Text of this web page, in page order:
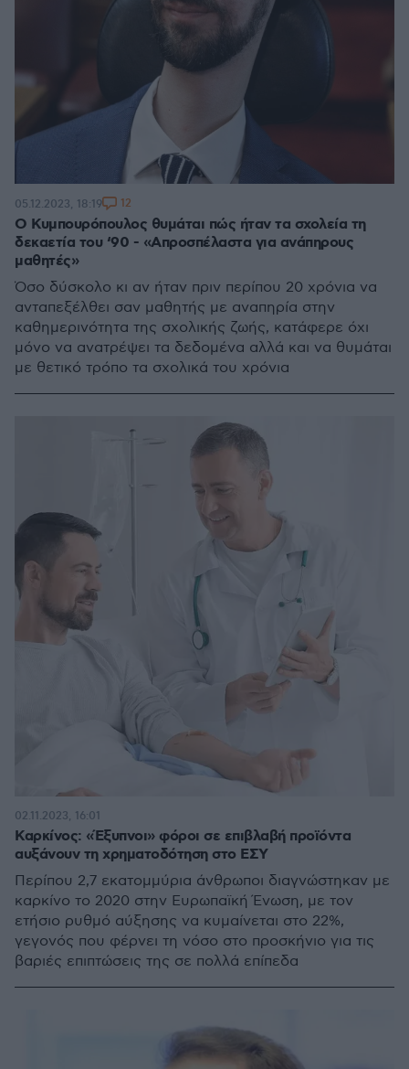
Ο Κυμπουρόπουλος θυμάται πώς ήταν τα σχολεία τη
δεκαετία του ‘90 - «Απροσπέλαστα για ανάπηρους
μαθητές»
Όσο δύσκολο κι αν ήταν πριν περίπου 20 χρόνια να
ανταπεξέλθει σαν μαθητής με αναπηρία στην
καθημερινότητα της σχολικής ζωής, κατάφερε όχι
μόνο να ανατρέψει τα δεδομένα αλλά και να θυμάται
με θετικό τρόπο τα σχολικά του χρόνια
05.12.2023, 18:19 12
Καρκίνος: «Έξυπνοι» φόροι σε επιβλαβή προϊόντα
αυξάνουν τη χρηματοδότηση στο ΕΣΥ
Περίπου 2,7 εκατομμύρια άνθρωποι διαγνώστηκαν με
καρκίνο το 2020 στην Ευρωπαϊκή Ένωση, με τον
ετήσιο ρυθμό αύξησης να κυμαίνεται στο 22%,
γεγονός που φέρνει τη νόσο στο προσκήνιο για τις
βαριές επιπτώσεις της σε πολλά επίπεδα
02.11.2023, 16:01